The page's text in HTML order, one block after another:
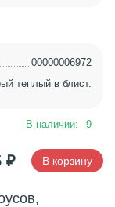
00000006972
теплый в блист.
В наличии: 9
₽ В корзину